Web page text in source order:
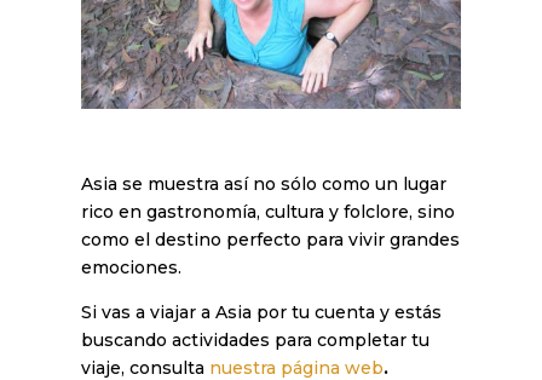
Asia se muestra así no sólo como un lugar
rico en gastronomía, cultura y folclore, sino
como el destino perfecto para vivir grandes
emociones.
Si vas a viajar a Asia por tu cuenta y estás
buscando actividades para completar tu
viaje, consulta nuestra página web.